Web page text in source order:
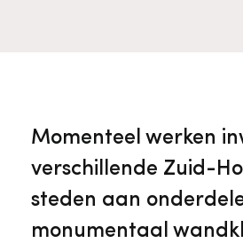
Collectiebeheer
Geschiedenis van Zuid-
Over de Monumentenwacht
Tarieven
Algemene voorwaarden
Momenteel werken
verschillende Zuid-
steden aan
monumentaal